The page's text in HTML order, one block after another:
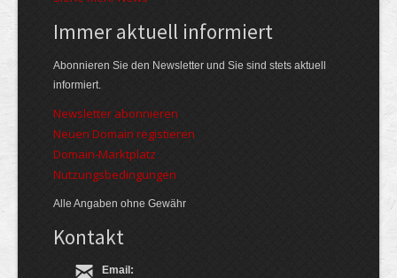
Immer aktuell informiert
Abonnieren Sie den Newsletter und Sie sind stets aktuell
informiert.
Newsletter abonnieren
Neuen Domain registieren
Domain-Marktplatz
Nutzungsbedingungen
Alle Angaben ohne Gewähr
Kontakt
Email: